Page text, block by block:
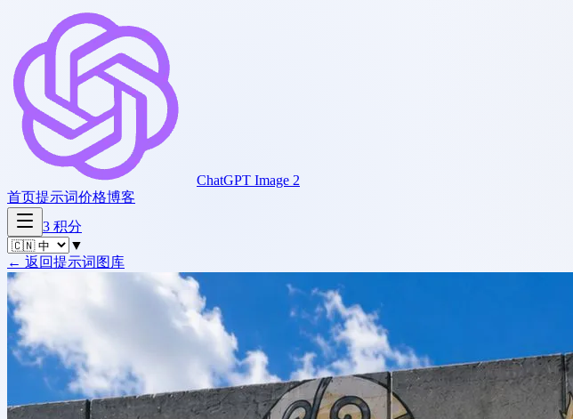
ChatGPT Image 2
首页提示词价格博客
3 积分
▼
← 返回提示词图库